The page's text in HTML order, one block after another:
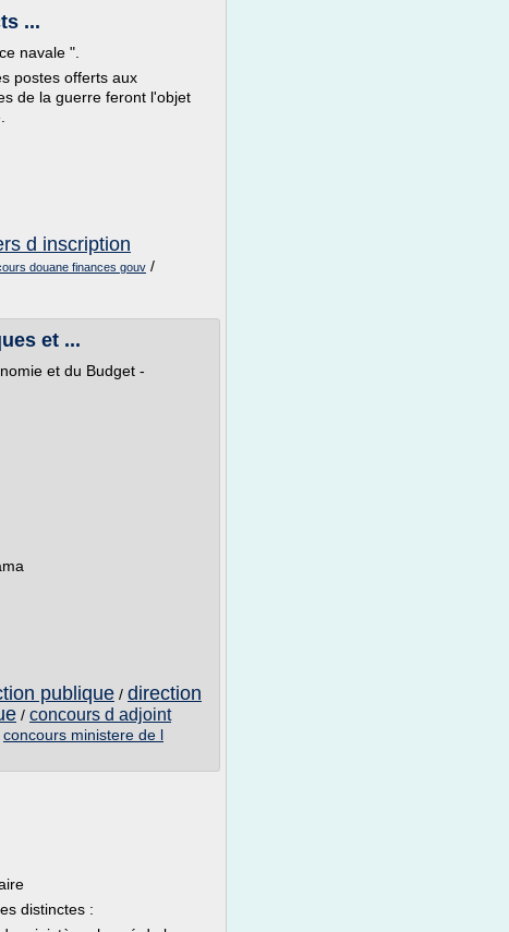
...
navale ".
postes offerts aux
de la guerre feront l'objet
d inscription
douane finances gouv /
et ...
et du Budget -
publique / direction
/ concours d adjoint
concours ministere de l
distinctes :